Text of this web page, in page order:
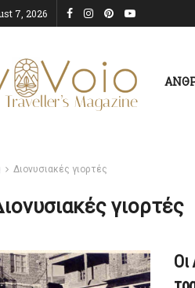
7, 2026
Διονυσιακές γιορτές
γιορτές
Οι